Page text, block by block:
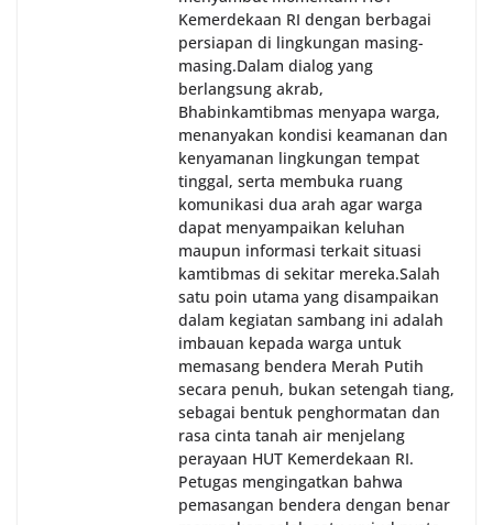
Kemerdekaan RI dengan berbagai
persiapan di lingkungan masing-
masing.‎Dalam dialog yang
berlangsung akrab,
Bhabinkamtibmas menyapa warga,
menanyakan kondisi keamanan dan
kenyamanan lingkungan tempat
tinggal, serta membuka ruang
komunikasi dua arah agar warga
dapat menyampaikan keluhan
maupun informasi terkait situasi
kamtibmas di sekitar mereka.‎‎‎Salah
satu poin utama yang disampaikan
dalam kegiatan sambang ini adalah
imbauan kepada warga untuk
memasang bendera Merah Putih
secara penuh, bukan setengah tiang,
sebagai bentuk penghormatan dan
rasa cinta tanah air menjelang
perayaan HUT Kemerdekaan RI.
Petugas mengingatkan bahwa
pemasangan bendera dengan benar